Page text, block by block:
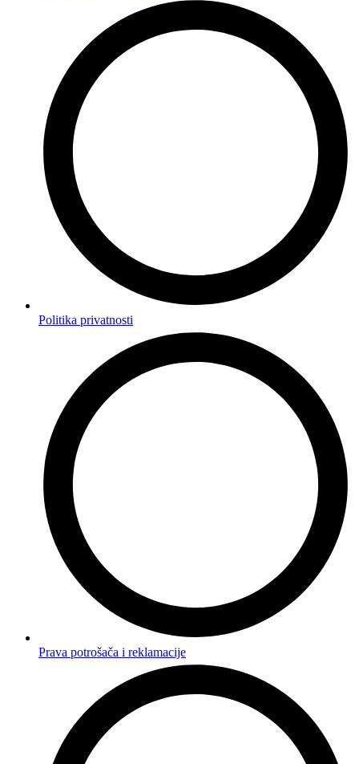
Politika privatnosti
Prava potrošača i reklamacije